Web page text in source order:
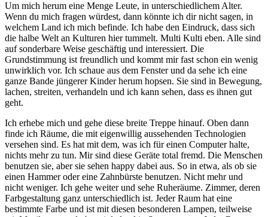
Um mich herum eine Menge Leute, in unterschiedlichem Alter.
Wenn du mich fragen würdest, dann könnte ich dir nicht sagen, in
welchem Land ich mich befinde. Ich habe den Eindruck, dass sich
die halbe Welt an Kulturen hier tummelt. Multi Kulti eben. Alle sind
auf sonderbare Weise geschäftig und interessiert. Die
Grundstimmung ist freundlich und kommt mir fast schon ein wenig
unwirklich vor. Ich schaue aus dem Fenster und da sehe ich eine
ganze Bande jüngerer Kinder herum hopsen. Sie sind in Bewegung,
lachen, streiten, verhandeln und ich kann sehen, dass es ihnen gut
geht.
Ich erhebe mich und gehe diese breite Treppe hinauf. Oben dann
finde ich Räume, die mit eigenwillig aussehenden Technologien
versehen sind. Es hat mit dem, was ich für einen Computer halte,
nichts mehr zu tun. Mir sind diese Geräte total fremd. Die Menschen
benutzen sie, aber sie sehen happy dabei aus. So in etwa, als ob sie
einen Hammer oder eine Zahnbürste benutzen. Nicht mehr und
nicht weniger. Ich gehe weiter und sehe Ruheräume. Zimmer, deren
Farbgestaltung ganz unterschiedlich ist. Jeder Raum hat eine
bestimmte Farbe und ist mit diesen besonderen Lampen, teilweise